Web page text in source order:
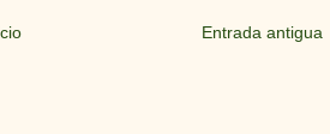
Entrada antigua